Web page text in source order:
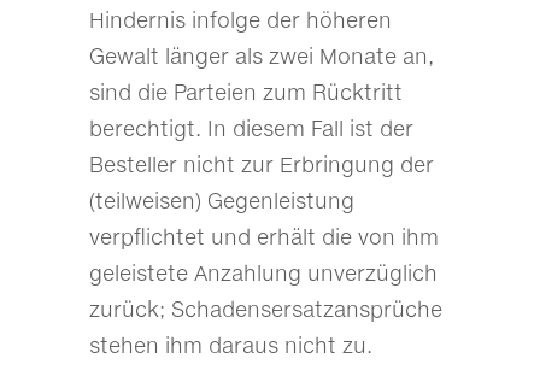
Hindernis infolge der höheren
Gewalt länger als zwei Monate an,
sind die Parteien zum Rücktritt
berechtigt. In diesem Fall ist der
Besteller nicht zur Erbringung der
(teilweisen) Gegenleistung
verpflichtet und erhält die von ihm
geleistete Anzahlung unverzüglich
zurück; Schadensersatzansprüche
stehen ihm daraus nicht zu.